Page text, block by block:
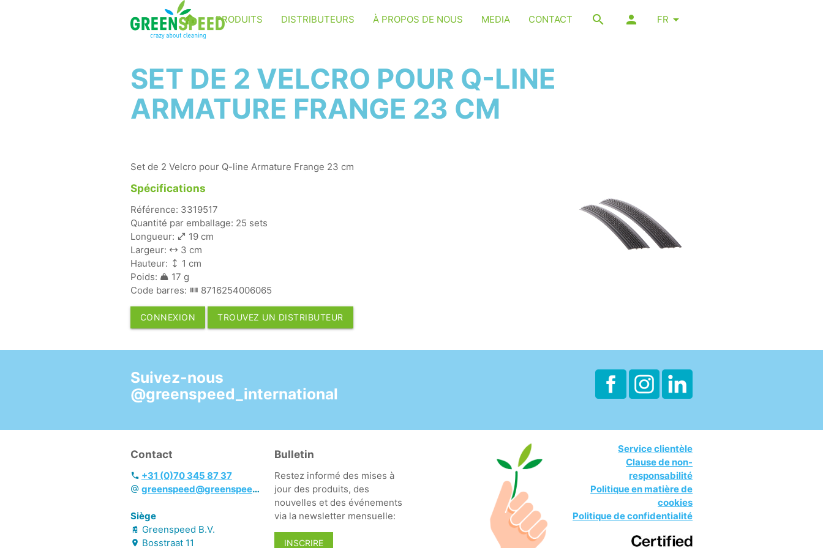
FR
PRODUITS DISTRIBUTEURS À PROPOS DE NOUS MEDIA CONTACT
SET DE 2 VELCRO POUR Q-LINE
ARMATURE FRANGE 23 CM
Set de 2 Velcro pour Q-line Armature Frange 23 cm
Spécifications
Référence: 3319517
Quantité par emballage: 25 sets
Longueur:
19 cm
Largeur:
3 cm
Hauteur:
1 cm
Poids:
17 g
Code barres:
8716254006065
CONNEXION TROUVEZ UN DISTRIBUTEUR
Suivez-nous
@greenspeed_international
Contact
+31 (0)70 345 87 37
greenspeed@greenspeed.eu
Siège
Greenspeed B.V.
Bosstraat 11
Bulletin
Restez informé des mises à
jour des produits, des
nouvelles et des événements
via la newsletter mensuelle:
INSCRIRE
Service clientèle
Clause de non-
responsabilité
Politique en matière de
cookies
Politique de confidentialité